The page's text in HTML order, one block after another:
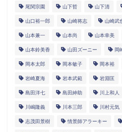
尾関宗園 山下哲 山下清
山口裕一郎 山崎将志 山崎武
山本兼一 山本尚 山本幸美
山本鈴美香 山田ズーニー 岡
岡本太郎 岡本敏子 岡本裕
岩崎夏海 岩本武範 岩淵匡
島田洋七 島田紳助 川上和人
川嶋隆義 川本三郎 川村元気
志茂田景樹 情景師アラーキー